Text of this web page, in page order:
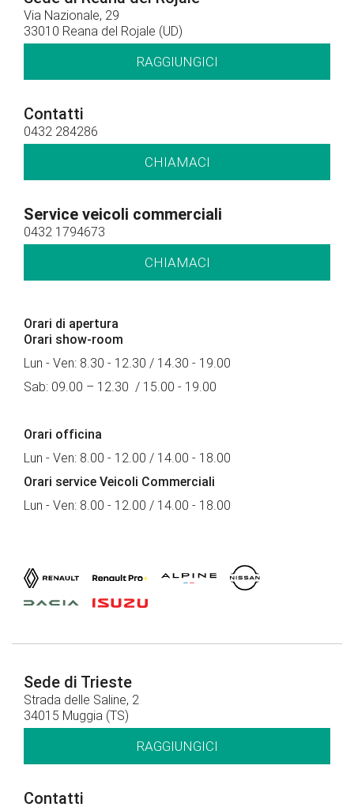
Via Nazionale, 29
33010 Reana del Rojale (UD)
RAGGIUNGICI
Contatti
0432 284286
CHIAMACI
Service veicoli commerciali
0432 1794673
CHIAMACI
Orari di apertura
Orari show-room
Lun - Ven: 8.30 - 12.30 / 14.30 - 19.00
Sab: 09.00 – 12.30 / 15.00 - 19.00
Orari officina
Lun - Ven: 8.00 - 12.00 / 14.00 - 18.00
Orari service Veicoli Commerciali
Lun - Ven: 8.00 - 12.00 / 14.00 - 18.00
Sede di Trieste
Strada delle Saline, 2
34015 Muggia (TS)
RAGGIUNGICI
Contatti